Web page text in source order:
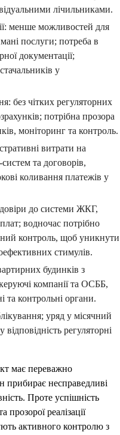
лічильниками.
менше можливостей для
послуги; потреба в
документації;
у
без чітких регуляторних
потрібна прозора
моніторинг та контроль.
витрати на
та договорів,
коливання платежів у
до системи ЖКГ,
водночас потрібно
контроль, щоб уникнути
стимулів.
будинків з
компанії та ОСББ,
та контрольні органи.
уряд у місячний
регуляторні
має переважно
несправедливі
Проте успішність
прозорої реалізації
активного контролю з